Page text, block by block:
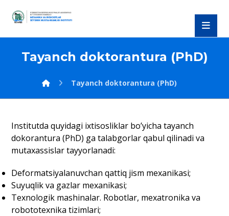
Tayanch doktorantura (PhD)
Tayanch doktorantura (PhD)
Institutda quyidagi ixtisosliklar boʼyicha tayanch
dokorantura (PhD) ga talabgorlar qabul qilinadi va
mutaxassislar tayyorlanadi:
Deformatsiyalanuvchan qattiq jism mexanikasi;
Suyuqlik va gazlar mexanikasi;
Texnologik mashinalar. Robotlar, mexatronika va
robototexnika tizimlari;